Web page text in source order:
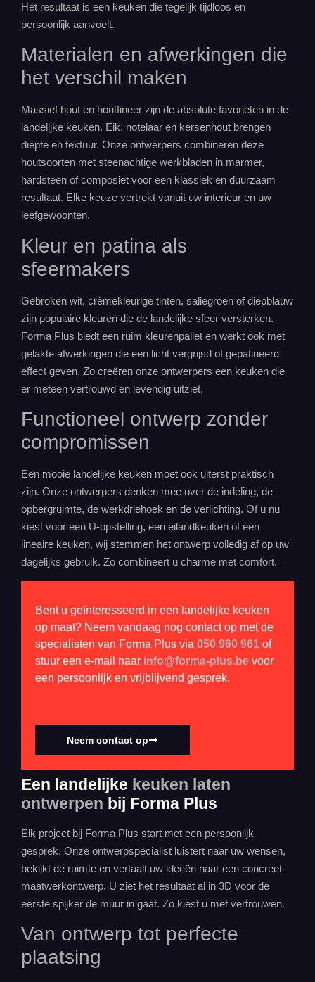
Het resultaat is een keuken die tegelijk tijdloos en
persoonlijk aanvoelt.
Materialen en afwerkingen die
het verschil maken
Massief hout en houtfineer zijn de absolute favorieten in de
landelijke keuken. Eik, notelaar en kersenhout brengen
diepte en textuur. Onze ontwerpers combineren deze
houtsoorten met steenachtige werkbladen in marmer,
hardsteen of composiet voor een klassiek en duurzaam
resultaat. Elke keuze vertrekt vanuit uw interieur en uw
leefgewoonten.
Kleur en patina als
sfeermakers
Gebroken wit, crèmekleurige tinten, saliegroen of diepblauw
zijn populaire kleuren die de landelijke sfeer versterken.
Forma Plus biedt een ruim kleurenpallet en werkt ook met
gelakte afwerkingen die een licht vergrijsd of gepatineerd
effect geven. Zo creëren onze ontwerpers een keuken die
er meteen vertrouwd en levendig uitziet.
Functioneel ontwerp zonder
compromissen
Een mooie landelijke keuken moet ook uiterst praktisch
zijn. Onze ontwerpers denken mee over de indeling, de
opbergruimte, de werkdriehoek en de verlichting. Of u nu
kiest voor een U-opstelling, een eilandkeuken of een
lineaire keuken, wij stemmen het ontwerp volledig af op uw
dagelijks gebruik. Zo combineert u charme met comfort.
Bent u geïnteresseerd in een landelijke keuken
op maat? Neem vandaag nog contact op met de
specialisten van Forma Plus via 050 960 961 of
stuur een e-mail naar info@forma-plus.be voor
een persoonlijk en vrijblijvend gesprek.
Neem contact op
Een landelijke keuken laten
ontwerpen bij Forma Plus
Elk project bij Forma Plus start met een persoonlijk
gesprek. Onze ontwerpspecialist luistert naar uw wensen,
bekijkt de ruimte en vertaalt uw ideeën naar een concreet
maatwerkontwerp. U ziet het resultaat al in 3D voor de
eerste spijker de muur in gaat. Zo kiest u met vertrouwen.
Van ontwerp tot perfecte
plaatsing